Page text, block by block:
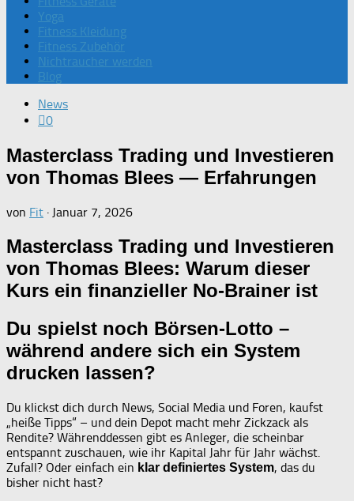
Yoga
Fitness Kleidung
Fitness Zubehör
Nichtraucher werden
Blog
News
0
Masterclass Trading und Investieren
von Thomas Blees — Erfahrungen
von Fit · Januar 7, 2026
Masterclass Trading und Investieren
von Thomas Blees: Warum dieser
Kurs ein finanzieller No‑Brainer ist
Du spielst noch Börsen-Lotto –
während andere sich ein System
drucken lassen?
Du klickst dich durch News, Social Media und Foren, kaufst
„heiße Tipps“ – und dein Depot macht mehr Zickzack als
Rendite? Währenddessen gibt es Anleger, die scheinbar
entspannt zuschauen, wie ihr Kapital Jahr für Jahr wächst.
Zufall? Oder einfach ein klar definiertes System, das du
bisher nicht hast?